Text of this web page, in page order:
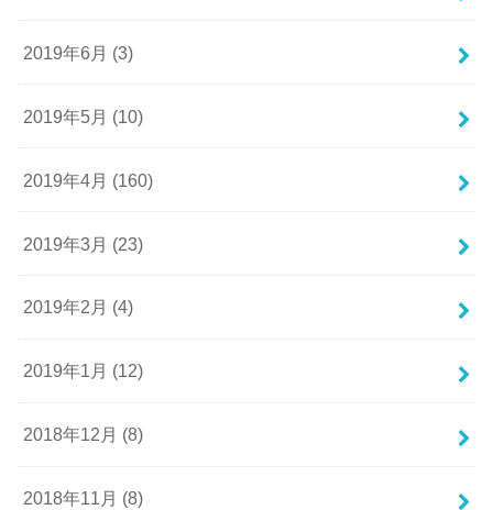
2019年6月 (3)
2019年5月 (10)
2019年4月 (160)
2019年3月 (23)
2019年2月 (4)
2019年1月 (12)
2018年12月 (8)
2018年11月 (8)